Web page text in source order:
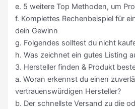
e. 5 weitere Top Methoden, um
f. Komplettes Rechenbeispiel für
dein Gewinn
g. Folgendes solltest du nicht
h. Was zeichnet ein gutes Listing
3. Hersteller finden & Produkt
a. Woran erkennst du einen
vertrauenswürdigen Hersteller?
b. Der schnellste Versand zu die